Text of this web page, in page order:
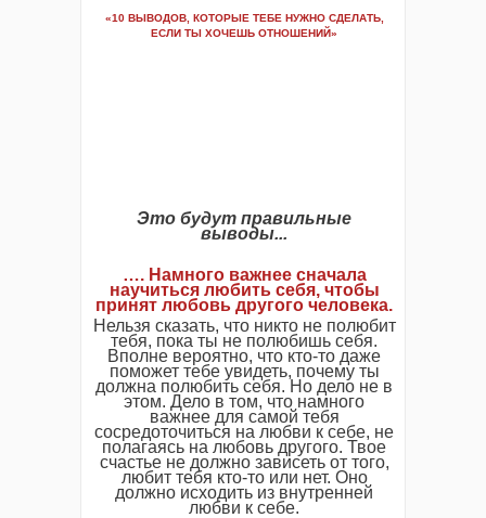
«10 ВЫВОДОВ, КОТОРЫЕ ТЕБЕ НУЖНО СДЕЛАТЬ,
ЕСЛИ ТЫ ХОЧЕШЬ ОТНОШЕНИЙ»
Это будут правильные
выводы...
…. Намного важнее сначала
научиться любить себя, чтобы
принят любовь другого человека.
Нельзя сказать, что никто не полюбит
тебя, пока ты не полюбишь себя.
Вполне вероятно, что кто-то даже
поможет тебе увидеть, почему ты
должна полюбить себя. Но дело не в
этом. Дело в том, что намного
важнее для самой тебя
сосредоточиться на любви к себе, не
полагаясь на любовь другого. Твое
счастье не должно зависеть от того,
любит тебя кто-то или нет. Оно
должно исходить из внутренней
любви к себе.